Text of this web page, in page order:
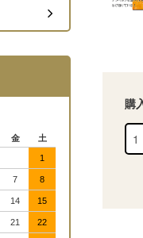
購
金 土
1
7 8
14 15
21 22